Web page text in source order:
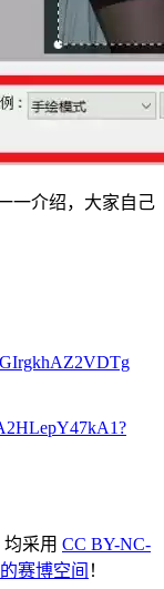
一介绍，大家自己
采用 CC BY-NC-
赛博空间 ！